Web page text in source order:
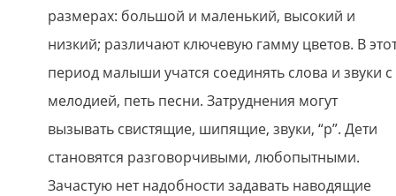
размерах: большой и маленький, высокий и
низкий; различают ключевую гамму цветов. В
период малыши учатся соединять слова и звуки с
мелодией, петь песни. Затруднения могут
вызывать свистящие, шипящие, звуки, “р”. Дети
становятся разговорчивыми, любопытными.
Зачастую нет надобности задавать наводящие